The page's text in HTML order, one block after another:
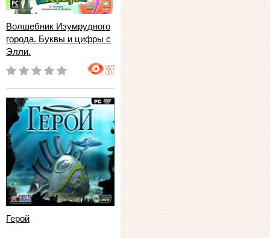
Волшебник Изумрудного
города. Буквы и цифры с
Элли.
887
Герой